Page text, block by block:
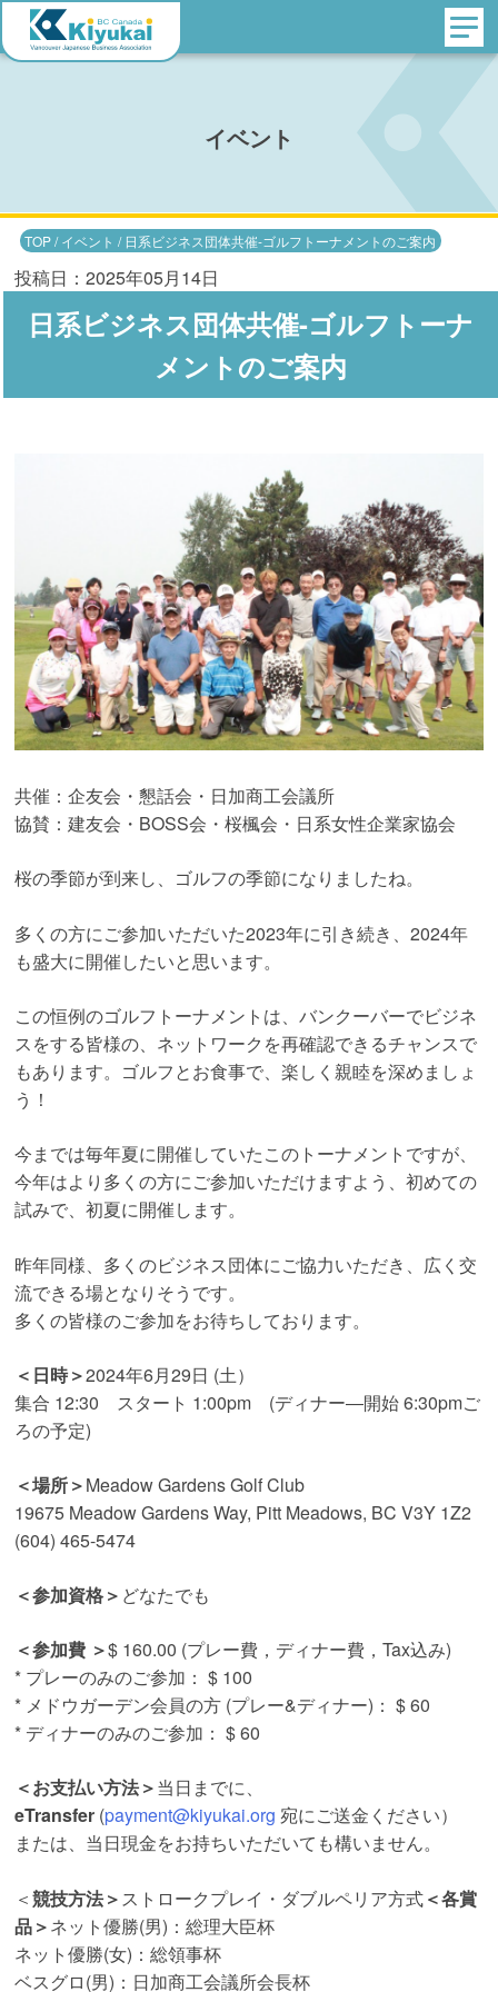
イベント
TOP/ イベント /日系ビジネス団体共催-ゴルフトーナメントのご案内
投稿日：2025年05月14日
日系ビジネス団体共催-ゴルフトーナ
メントのご案内
共催：企友会・懇話会・日加商工会議所
協賛：建友会・BOSS会・桜楓会・日系女性企業家協会
桜の季節が到来し、ゴルフの季節になりましたね。
多くの方にご参加いただいた2023年に引き続き、2024年
も盛大に開催したいと思います。
この恒例のゴルフトーナメントは、バンクーバーでビジネ
スをする皆様の、ネットワークを再確認できるチャンスで
もあります。ゴルフとお食事で、楽しく親睦を深めましょ
う！
今までは毎年夏に開催していたこのトーナメントですが、
今年はより多くの方にご参加いただけますよう、初めての
試みで、初夏に開催します。
昨年同様、多くのビジネス団体にご協力いただき、広く交
流できる場となりそうです。
多くの皆様のご参加をお待ちしております。
＜日時＞2024年6月29日 (土）
集合 12:30 スタート 1:00pm (ディナー―開始 6:30pmご
ろの予定)
＜場所＞Meadow Gardens Golf Club
19675 Meadow Gardens Way, Pitt Meadows, BC V3Y 1Z2
(604) 465-5474
＜参加資格＞ どなたでも
＜参加費 ＞$ 160.00 (プレー費，ディナー費，Tax込み)
* プレーのみのご参加： $ 100
* メドウガーデン会員の方 (プレー&ディナー)： $ 60
* ディナーのみのご参加： $ 60
＜お支払い方法＞当日までに、
eTransfer (payment@kiyukai.org 宛にご送金ください）
または、当日現金をお持ちいただいても構いません。
＜競技方法＞ストロークプレイ・ダブルペリア方式＜各賞
品＞ネット優勝(男)：総理大臣杯
ネット優勝(女)：総領事杯
ベスグロ(男)：日加商工会議所会長杯